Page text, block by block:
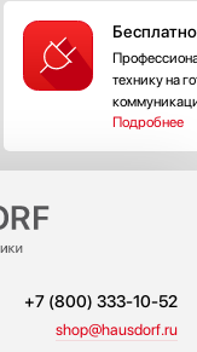
технику на
Подробнее
+7 (800) 333-10-52
shop@hausdorf.ru